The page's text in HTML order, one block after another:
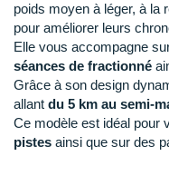
poids moyen à léger, à la
pour améliorer leurs
Elle vous accompagne
séances de fractionné
Grâce à son design
allant du 5 km au semi-
Ce modèle est idéal pour
pistes ainsi que sur des
Reebok
Salomon
Saucony
Saxx